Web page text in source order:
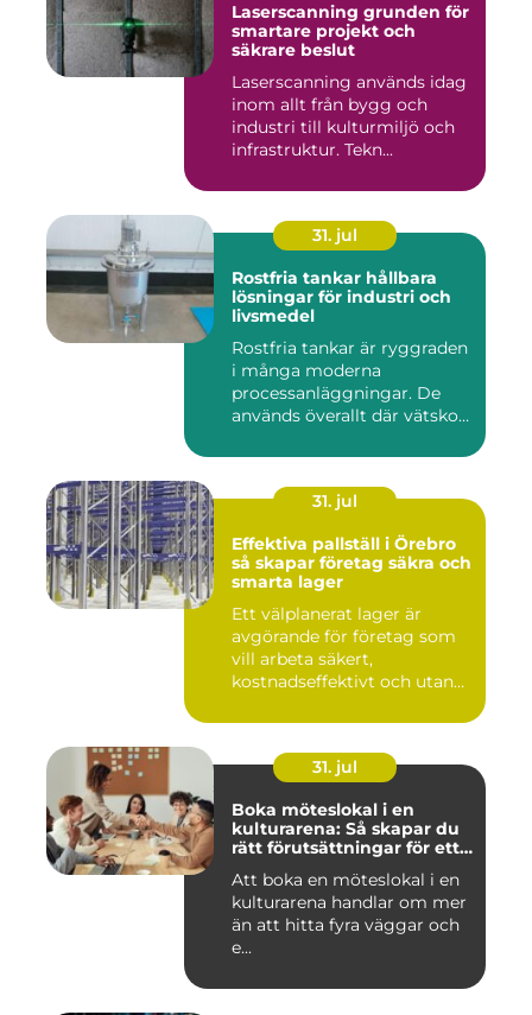
Laserscanning grunden för
smartare projekt och
säkrare beslut
Laserscanning används idag
inom allt från bygg och
industri till kulturmiljö och
infrastruktur. Tekn...
31. jul
Rostfria tankar hållbara
lösningar för industri och
livsmedel
Rostfria tankar är ryggraden
i många moderna
processanläggningar. De
används överallt där vätskor,
31. jul
Effektiva pallställ i Örebro
så skapar företag säkra och
smarta lager
Ett välplanerat lager är
avgörande för företag som
vill arbeta säkert,
kostnadseffektivt och utan
31. jul
Boka möteslokal i en
kulturarena: Så skapar du
rätt förutsättningar för ett
Att boka en möteslokal i en
kulturarena handlar om mer
än att hitta fyra väggar och
e...